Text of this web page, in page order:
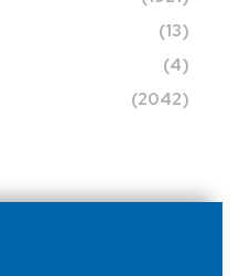
(13)
(4)
(2042)